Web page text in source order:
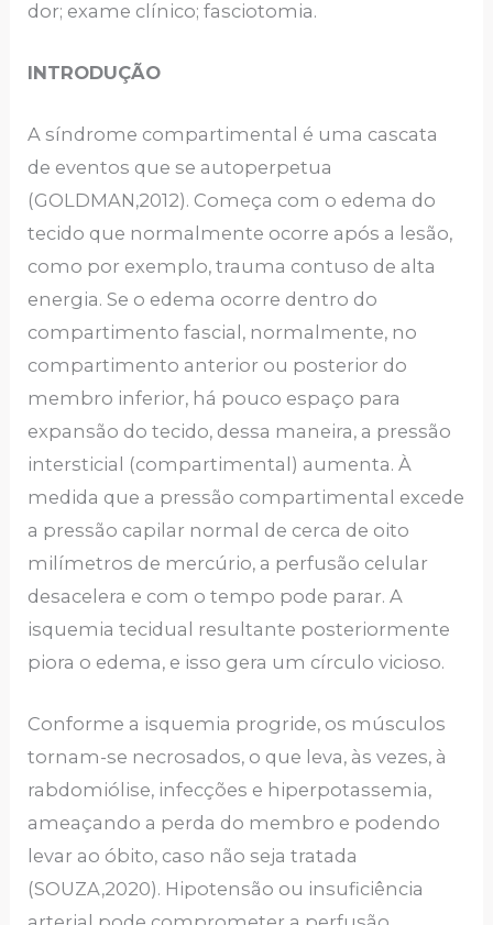
dor; exame clínico; fasciotomia.
INTRODUÇÃO
A síndrome compartimental é uma cascata
de eventos que se autoperpetua
(GOLDMAN,2012). Começa com o edema do
tecido que normalmente ocorre após a lesão,
como por exemplo, trauma contuso de alta
energia. Se o edema ocorre dentro do
compartimento fascial, normalmente, no
compartimento anterior ou posterior do
membro inferior, há pouco espaço para
expansão do tecido, dessa maneira, a pressão
intersticial (compartimental) aumenta. À
medida que a pressão compartimental excede
a pressão capilar normal de cerca de oito
milímetros de mercúrio, a perfusão celular
desacelera e com o tempo pode parar. A
isquemia tecidual resultante posteriormente
piora o edema, e isso gera um círculo vicioso.
Conforme a isquemia progride, os músculos
tornam-se necrosados, o que leva, às vezes, à
rabdomiólise, infecções e hiperpotassemia,
ameaçando a perda do membro e podendo
levar ao óbito, caso não seja tratada
(SOUZA,2020). Hipotensão ou insuficiência